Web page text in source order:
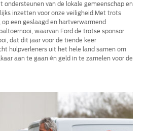
ondersteunen van de lokale gemeenschap en
inzetten voor onze veiligheid.Met trots
een geslaagd en hartverwarmend
waarvan Ford de trotse sponsor
dat dit jaar voor de tiende keer
hulpverleners uit het hele land samen om
aan te gaan én geld in te zamelen voor de